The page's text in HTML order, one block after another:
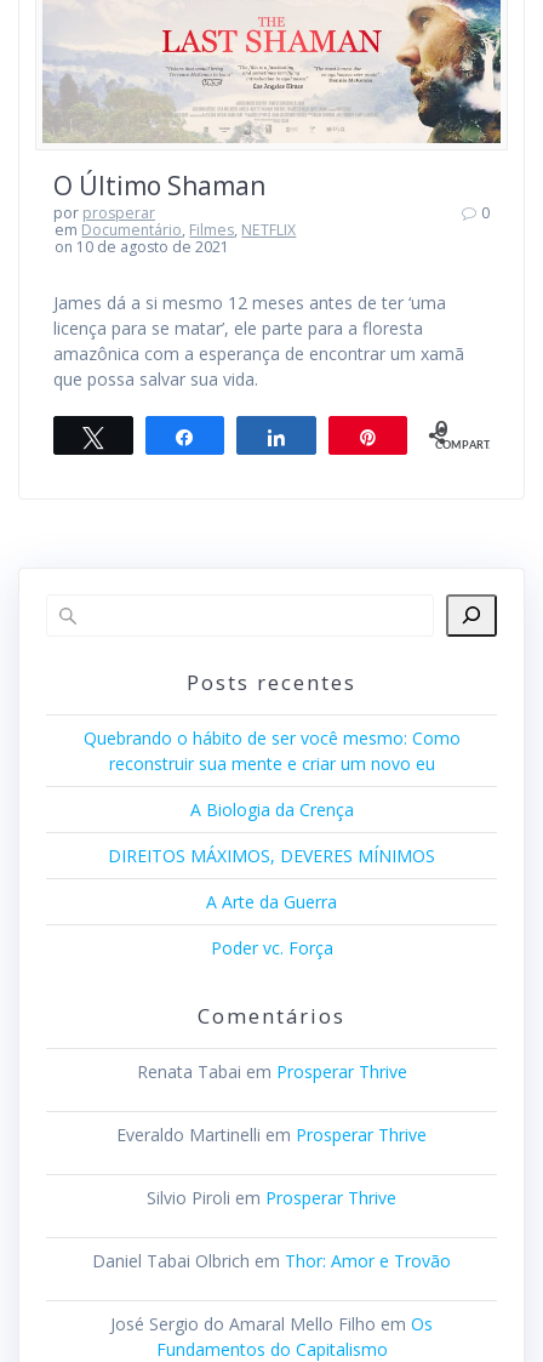
O Último Shaman
por prosperar
em Documentário, Filmes, NETFLIX
on 10 de agosto de 2021
0
James dá a si mesmo 12 meses antes de ter ‘uma
licença para se matar’, ele parte para a floresta
amazônica com a esperança de encontrar um xamã
que possa salvar sua vida.
Compartilhar Compartilhar 0
COMPART.
Posts recentes
Quebrando o hábito de ser você mesmo: Como
reconstruir sua mente e criar um novo eu
A Biologia da Crença
DIREITOS MÁXIMOS, DEVERES MÍNIMOS
A Arte da Guerra
Poder vc. Força
Comentários
Renata Tabai em Prosperar Thrive
Everaldo Martinelli em Prosperar Thrive
Silvio Piroli em Prosperar Thrive
Daniel Tabai Olbrich em Thor: Amor e Trovão
José Sergio do Amaral Mello Filho em Os
Fundamentos do Capitalismo